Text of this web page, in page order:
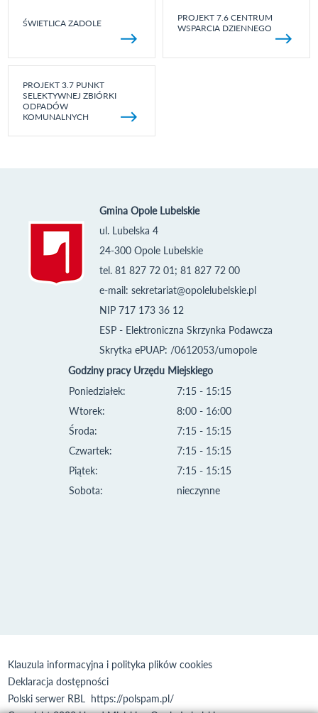
ŚWIETLICA ZADOLE
PROJEKT 7.6 CENTRUM
WSPARCIA DZIENNEGO
PROJEKT 3.7 PUNKT
SELEKTYWNEJ ZBIÓRKI
ODPADÓW
KOMUNALNYCH
Gmina Opole Lubelskie
ul. Lubelska 4
24-300 Opole Lubelskie
tel. 81 827 72 01; 81 827 72 00
e-mail: sekretariat@opolelubelskie.pl
NIP 717 173 36 12
ESP - Elektroniczna Skrzynka Podawcza
Skrytka ePUAP: /0612053/umopole
Godziny pracy Urzędu Miejskiego
Poniedziałek:
Wtorek:
Środa:
Czwartek:
Piątek:
Sobota:
7:15 - 15:15
8:00 - 16:00
7:15 - 15:15
7:15 - 15:15
7:15 - 15:15
nieczynne
Klauzula informacyjna i polityka plików cookies
Deklaracja dostępności
Polski serwer RBL https://polspam.pl/